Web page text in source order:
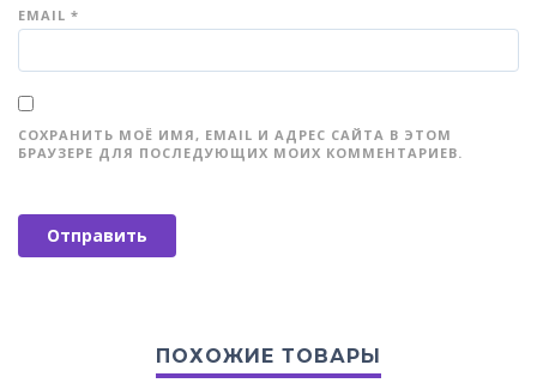
EMAIL *
СОХРАНИТЬ МОЁ ИМЯ, EMAIL И АДРЕС САЙТА В ЭТОМ
БРАУЗЕРЕ ДЛЯ ПОСЛЕДУЮЩИХ МОИХ КОММЕНТАРИЕВ.
ПОХОЖИЕ ТОВАРЫ